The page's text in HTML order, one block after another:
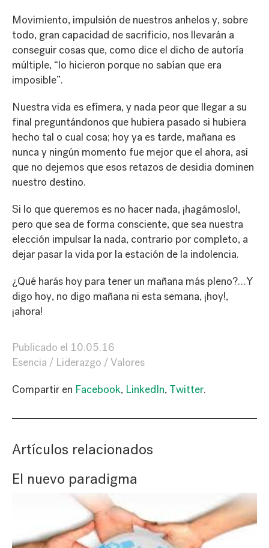
Movimiento, impulsión de nuestros anhelos y, sobre
todo, gran capacidad de sacrificio, nos llevarán a
conseguir cosas que, como dice el dicho de autoría
múltiple, “lo hicieron porque no sabían que era
imposible”.
Nuestra vida es efímera, y nada peor que llegar a su
final preguntándonos que hubiera pasado si hubiera
hecho tal o cual cosa; hoy ya es tarde, mañana es
nunca y ningún momento fue mejor que el ahora, así
que no dejemos que esos retazos de desidia dominen
nuestro destino.
Si lo que queremos es no hacer nada, ¡hagámoslo!,
pero que sea de forma consciente, que sea nuestra
elección impulsar la nada, contrario por completo, a
dejar pasar la vida por la estación de la indolencia.
¿Qué harás hoy para tener un mañana más pleno?…Y
digo hoy, no digo mañana ni esta semana, ¡hoy!,
¡ahora!
Publicado el 10.05.16
Esencia
Liderazgo Valores
Compartir en Facebook, LinkedIn, Twitter.
Artículos relacionados
El nuevo paradigma